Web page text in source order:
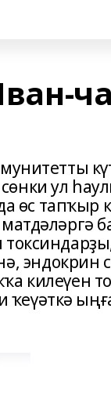
сөнки ул
өс
килеүен
ҡеүәткә